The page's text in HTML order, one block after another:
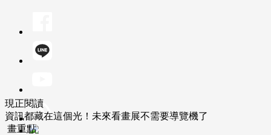
現正閱讀
資訊都藏在這個光！未來看畫展不需要導覽機了
畫重點